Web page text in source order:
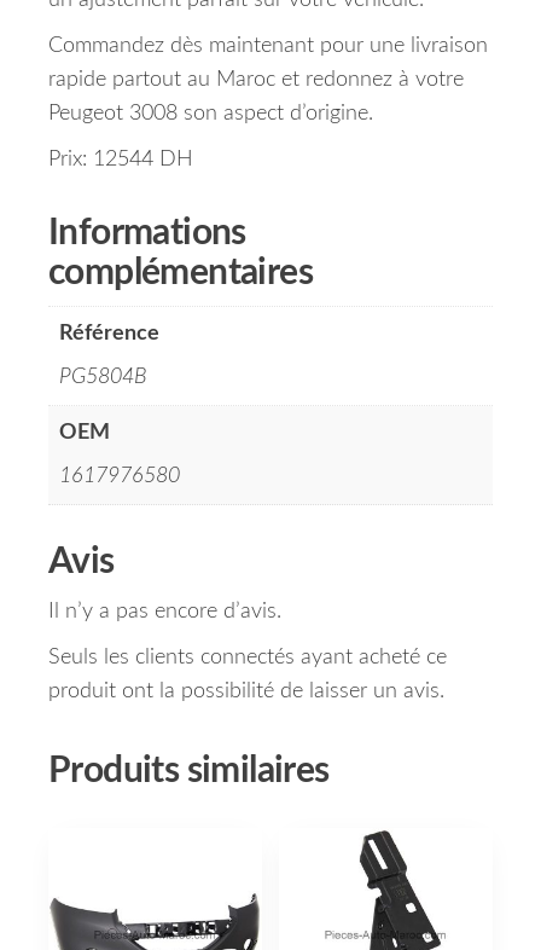
Commandez dès maintenant pour une livraison
rapide partout au Maroc et redonnez à votre
Peugeot 3008 son aspect d’origine.
Prix: 12544 DH
Informations
complémentaires
Référence
PG5804B
OEM
1617976580
Avis
Il n’y a pas encore d’avis.
Seuls les clients connectés ayant acheté ce
produit ont la possibilité de laisser un avis.
Produits similaires